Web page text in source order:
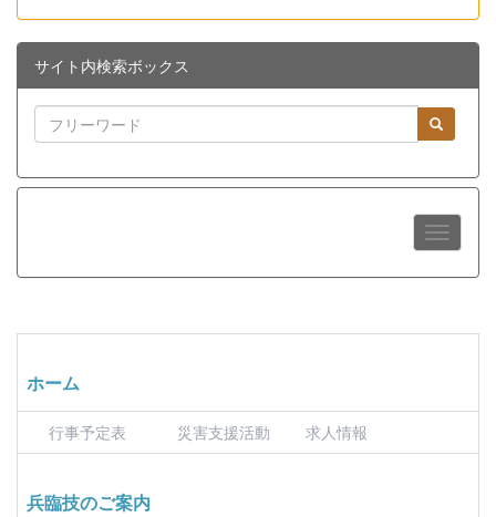
サイト内検索ボックス
ホーム
行事予定表 災害支援活動 求人情報
兵臨技のご案内